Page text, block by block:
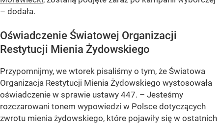
– dodała.
Oświadczenie Światowej Organizacji
Restytucji Mienia Żydowskiego
Przypomnijmy, we wtorek pisaliśmy o tym, że Światowa
Organizacja Restytucji Mienia Żydowskiego wystosowała
oświadczenie w sprawie ustawy 447. – Jesteśmy
rozczarowani tonem wypowiedzi w Polsce dotyczących
zwrotu mienia żydowskiego, które pojawiły się w ostatnich